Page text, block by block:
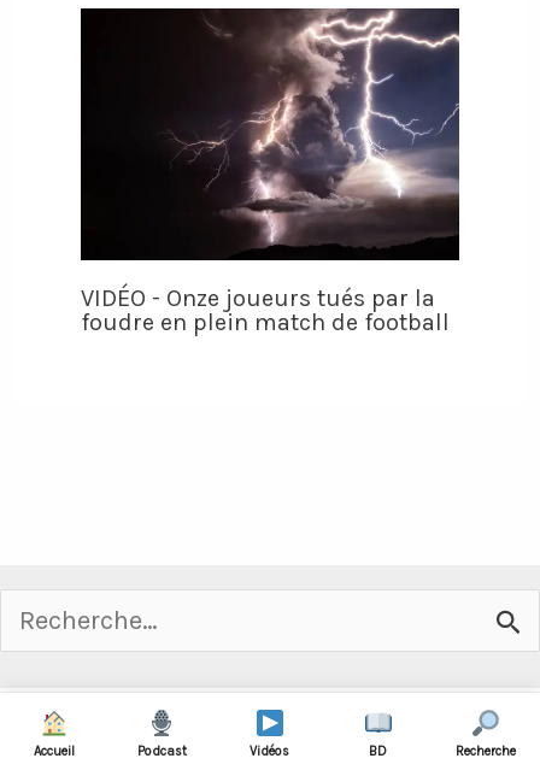
VIDÉO - Onze joueurs tués par la
foudre en plein match de football
Rechercher :
Accueil Podcast Vidéos BD Recherche